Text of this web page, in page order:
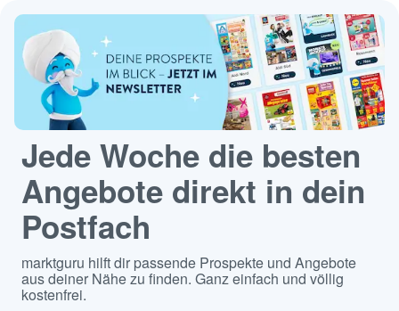
Jede Woche die besten
Angebote direkt in dein
Postfach
marktguru hilft dir passende Prospekte und Angebote
aus deiner Nähe zu finden. Ganz einfach und völlig
kostenfrei.